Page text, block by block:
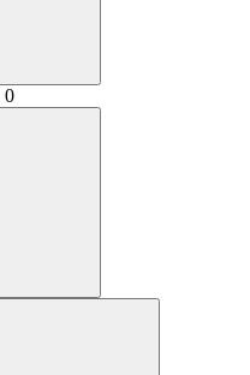
0